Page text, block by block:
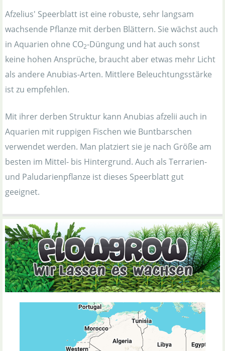
Afzelius' Speerblatt ist eine robuste, sehr langsam
wachsende Pflanze mit derben Blättern. Sie wächst auch
in Aquarien ohne CO2-Düngung und hat auch sonst
keine hohen Ansprüche, braucht aber etwas mehr Licht
als andere Anubias-Arten. Mittlere Beleuchtungsstärke
ist zu empfehlen.
Mit ihrer derben Struktur kann Anubias afzelii auch in
Aquarien mit ruppigen Fischen wie Buntbarschen
verwendet werden. Man platziert sie je nach Größe am
besten im Mittel- bis Hintergrund. Auch als Terrarien-
und Paludarienpflanze ist dieses Speerblatt gut
geeignet.